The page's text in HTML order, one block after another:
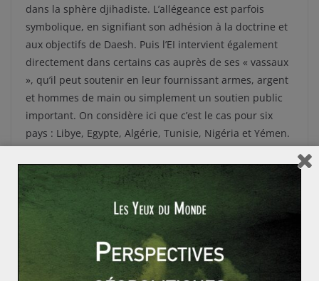
dans la sphère djihadiste. L’allégeance est parfois
symbolique, en signifiant son adhésion à la doctrine et
aux objectifs de Daesh. Puis l’EI intervient également
directement dans certains cas auprès de ses « vassaux
», qu’il peut soutenir en leur fournissant armes, argent
et hommes de main ou simplement un soutien public
important. On considère ici que c’est le cas pour six
pays : Libye, Egypte, Algérie, Tunisie, Nigéria et Yémen.
Au total, c’est aujourd’hui près d’une trentaine
d’organisations qui soutiennent ou ont prêté allégeance
à l’EI. C’est le signe d’une convergence actuelle entre
des groupes insurrectionnels marqués par l’islam
radical, le rejet de l’Occident, la volonté d’instaurer un
califat par la violence. Une transnationalisation du
djihad qui ne doit pas faire oublier le poids dans son